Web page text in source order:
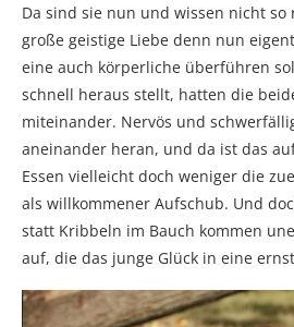
Da sind sie nun und wissen nicht so
große geistige Liebe denn nun
eine auch körperliche überführen
schnell heraus stellt, hatten die
miteinander. Nervös und
aneinander heran, und da ist das
Essen vielleicht doch weniger die
als willkommener Aufschub. Und
statt Kribbeln im Bauch kommen
auf, die das junge Glück in eine